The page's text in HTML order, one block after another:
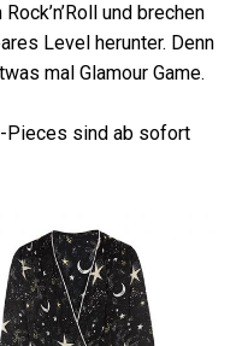
und brechen
Level herunter. Denn
mal Glamour Game.
Pieces sind ab sofort